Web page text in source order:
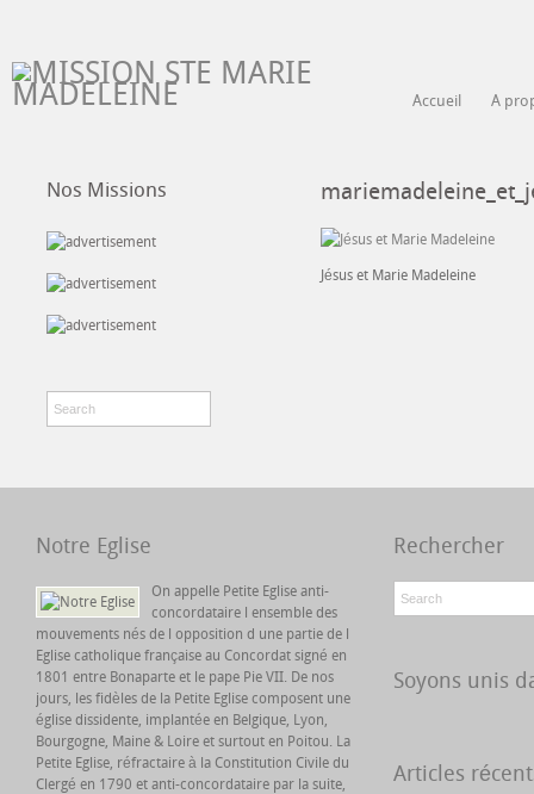
Accueil A
Jésus et Marie Madeleine
Nos Missions
Notre Eglise
On appelle Petite Eglise anti-
concordataire l ensemble des
mouvements nés de l opposition d une partie de l
Eglise catholique française au Concordat signé en
1801 entre Bonaparte et le pape Pie VII. De nos
jours, les fidèles de la Petite Eglise composent une
église dissidente, implantée en Belgique, Lyon,
Bourgogne, Maine & Loire et surtout en Poitou. La
Petite Eglise, réfractaire à la Constitution Civile du
Clergé en 1790 et anti-concordataire par la suite,
Rechercher
Soyons unis
Articles